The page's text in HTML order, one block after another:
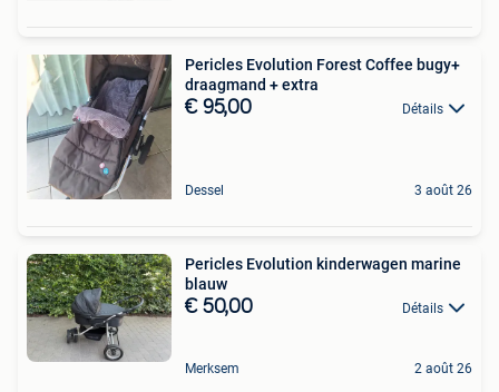
Pericles Evolution Forest Coffee bugy+
draagmand + extra
€ 95,00 Détails
Dessel 3 août 26
Pericles Evolution kinderwagen marine
blauw
€ 50,00 Détails
Merksem 2 août 26